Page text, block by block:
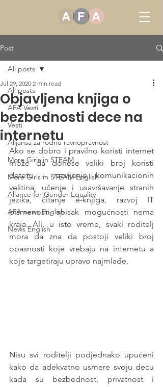
Post
All posts
AFA Vesti
Vesti
Alijansa za rodnu ravnopravnost
More Girls in STEAM
More Girls in STEAM English
Allance for Gender Equality
AFA news English
News English
All posts
Objavljena knjiga o
bezbednosti dece na
internetu
Jul 29, 2020 2 min read
Ako se dobro i pravilno koristi internet
može da donese veliki broj koristi
detetu – razvijanje komunikacionih
veština, učenje i usavršavanje stranih
jezika, čitanje e-knjiga, razvoj IT
pismenosti, spisak mogućnosti nema
kraja. Ali, u isto vreme, svaki roditelj
mora da zna da postoji veliki broj
opasnosti koje vrebaju na internetu a
koje targetiraju upravo najmlađe.
Nisu svi roditelji podjednako upućeni
kako da adekvatno usmere svoju decu
kada su bezbednost, privatnost i